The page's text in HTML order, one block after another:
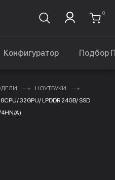
0
Конфигуратор Подбор
НОУТБУКИ
32GPU/ LPDDR 24GB/ SSD
A)